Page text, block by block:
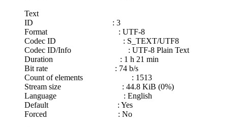
Text
ID : 3
Format : UTF-8
Codec ID : S_TEXT/UTF8
Codec ID/Info : UTF-8 Plain Text
Duration : 1 h 21 min
Bit rate : 74 b/s
Count of elements : 1513
Stream size : 44.8 KiB (0%)
Language : English
Default : Yes
Forced : No